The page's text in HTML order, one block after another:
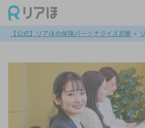
【公式】リアほの保険パーソナライズ診断 >